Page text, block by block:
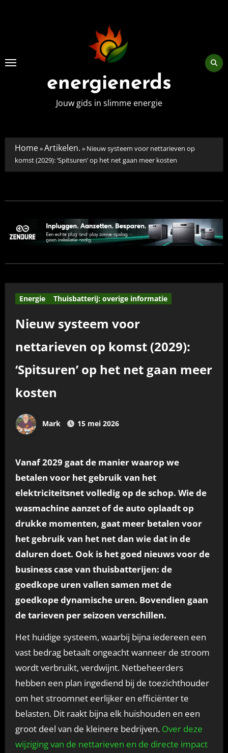
energienerds
Jouw gids in slimme energie
Home»Artikelen. » Nieuw systeem voor nettarieven op
komst (2029): ‘Spitsuren’ op het net gaan meer kosten
Energie Thuisbatterij: overige informatie
Nieuw systeem voor
nettarieven op komst (2029):
‘Spitsuren’ op het net gaan meer
kosten
Mark 15 mei 2026
Vanaf 2029 gaat de manier waarop we
betalen voor het gebruik van het
elektriciteitsnet volledig op de schop. Wie de
wasmachine aanzet of de auto oplaadt op
drukke momenten, gaat meer betalen voor
het gebruik van het net dan wie dat in de
daluren doet. Ook is het goed nieuws voor de
business case van thuisbatterijen: de
goedkope uren vallen samen met de
goedkope dynamische uren. Bovendien gaan
de tarieven per seizoen verschillen.
Het huidige systeem, waarbij bijna iedereen een
vast bedrag betaalt ongeacht wanneer de stroom
wordt verbruikt, verdwijnt. Netbeheerders
hebben een plan ingediend bij de toezichthouder
om het stroomnet eerlijker en efficiënter te
belasten. Dit raakt bijna elk huishouden en een
groot deel van de kleinere bedrijven. Over deze
wijziging van de nettarieven en de directe impact